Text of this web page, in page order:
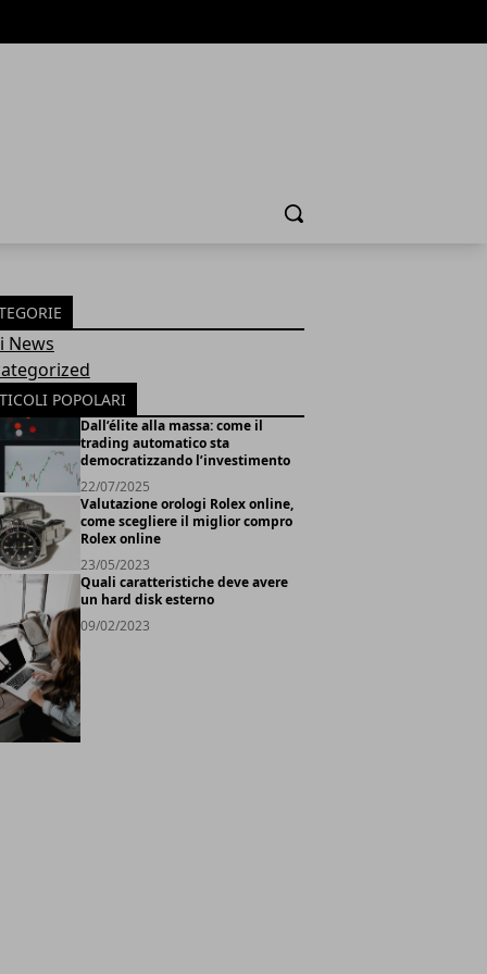
Cerca
News
POPOLARI
Dall’élite alla massa: come il
trading automatico sta
democratizzando l’investimento
22/07/2025
Valutazione orologi Rolex online,
come scegliere il miglior compro
Rolex online
23/05/2023
Quali caratteristiche deve avere
un hard disk esterno
09/02/2023